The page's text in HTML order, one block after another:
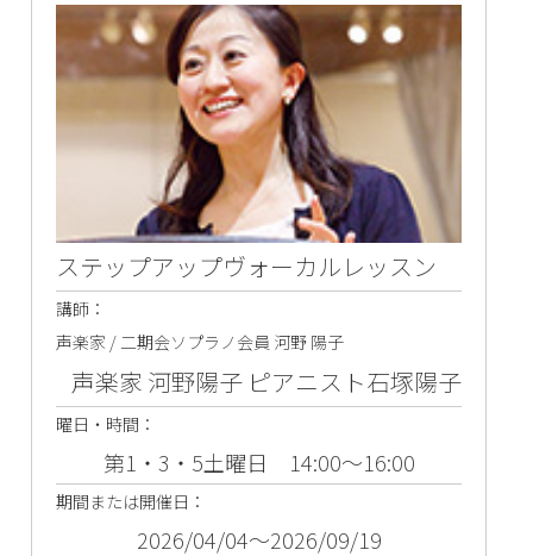
ステップアップヴォーカルレッスン
講師：
声楽家 / 二期会ソプラノ会員 河野 陽子
声楽家 河野陽子 ピアニスト石塚陽子
曜日・時間：
第1・3・5土曜日 14:00～16:00
期間または開催日：
2026/04/04～2026/09/19